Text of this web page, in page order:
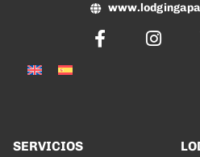
SERVICIOS